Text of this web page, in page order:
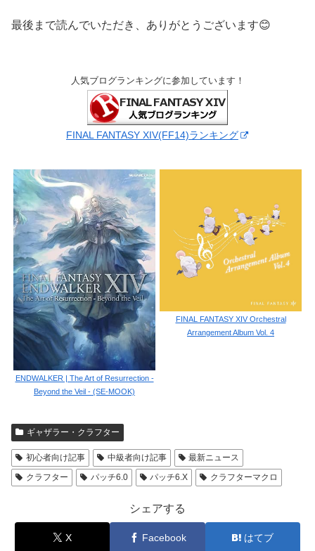
最後まで読んでいただき、ありがとうございます😊
人気ブログランキングに参加しています！
FINAL FANTASY XIV(FF14)ランキング
ENDWALKER | The Art of Resurrection -
Beyond the Veil - (SE-MOOK)
FINAL FANTASY XIV Orchestral
Arrangement Album Vol. 4
ギャザラー・クラフター
初心者向け記事 中級者向け記事
最新ニュース
クラフター
パッチ6.0 パッチ6.X クラフターマクロ
シェアする
X Facebook はてブ